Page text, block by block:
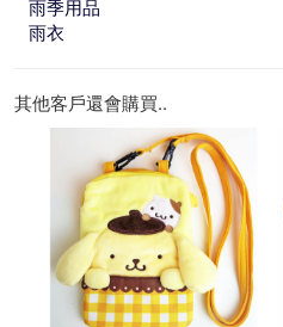
雨季用品
雨衣
其他客戶還會購買..